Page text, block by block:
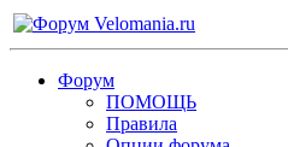
Форум
ПОМОЩЬ
Правила